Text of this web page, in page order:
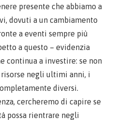
presente che abbiamo a
dovuti a un cambiamento
a eventi sempre più
a questo – evidenzia
continua a investire: se non
negli ultimi anni, i
diversi.
cercheremo di capire se
possa rientrare negli